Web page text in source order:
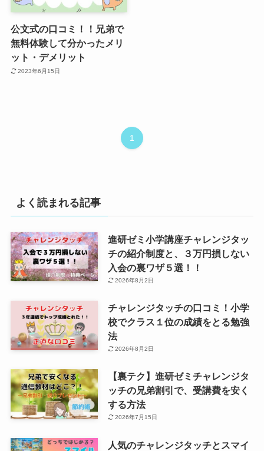
公文式の口コミ！！兄弟で
無料体験して分かったメリ
ット・デメリット
2023年6月15日
1
よく読まれる記事
進研ゼミ小学講座チャレンジタッ
チの紹介制度と、３万円損しない
入会の裏ワザ５選！！
2026年8月2日
チャレンジタッチの口コミ！小学
校でクラス１位の成績をとる勉強
法
2026年8月2日
【裏テク】進研ゼミチャレンジタ
ッチの兄弟割引で、受講費を安く
する方法
2026年7月15日
人気のチャレンジタッチとスマイ